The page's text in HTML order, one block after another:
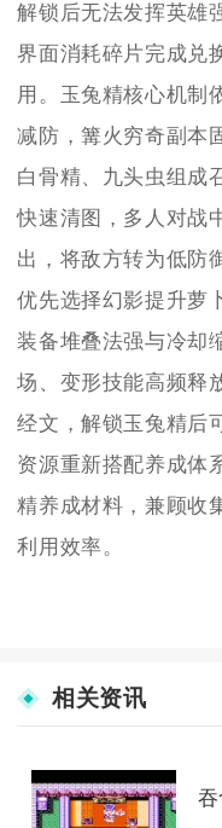
解锁后无法发挥英雄
界面消耗碎片完成兑
用。玉兔精核心机制
减防，篝火穷奇副本
白骨精、九头虫组成
快速清图，多人对战
出，将敌方转为低防
优先选择幻影提升萝
装备堆叠法强与冷却
场、变形技能高频释
经文，解锁玉兔精后
资源重新搭配养成体
精养成材料，兼顾收
利用效率。
相关资讯